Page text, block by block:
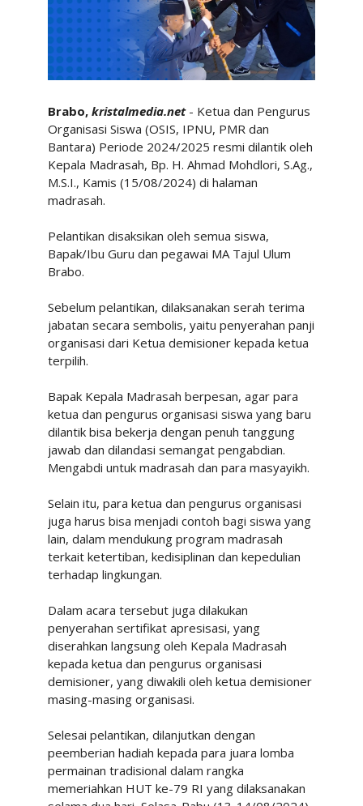
Brabo, kristalmedia.net - Ketua dan Pengurus
Organisasi Siswa (OSIS, IPNU, PMR dan
Bantara) Periode 2024/2025 resmi dilantik oleh
Kepala Madrasah, Bp. H. Ahmad Mohdlori, S.Ag.,
M.S.I., Kamis (15/08/2024) di halaman
madrasah.
Pelantikan disaksikan oleh semua siswa,
Bapak/Ibu Guru dan pegawai MA Tajul Ulum
Brabo.
Sebelum pelantikan, dilaksanakan serah terima
jabatan secara sembolis, yaitu penyerahan panji
organisasi dari Ketua demisioner kepada ketua
terpilih.
Bapak Kepala Madrasah berpesan, agar para
ketua dan pengurus organisasi siswa yang baru
dilantik bisa bekerja dengan penuh tanggung
jawab dan dilandasi semangat pengabdian.
Mengabdi untuk madrasah dan para masyayikh.
Selain itu, para ketua dan pengurus organisasi
juga harus bisa menjadi contoh bagi siswa yang
lain, dalam mendukung program madrasah
terkait ketertiban, kedisiplinan dan kepedulian
terhadap lingkungan.
Dalam acara tersebut juga dilakukan
penyerahan sertifikat apresisasi, yang
diserahkan langsung oleh Kepala Madrasah
kepada ketua dan pengurus organisasi
demisioner, yang diwakili oleh ketua demisioner
masing-masing organisasi.
Selesai pelantikan, dilanjutkan dengan
peemberian hadiah kepada para juara lomba
permainan tradisional dalam rangka
memeriahkan HUT ke-79 RI yang dilaksanakan